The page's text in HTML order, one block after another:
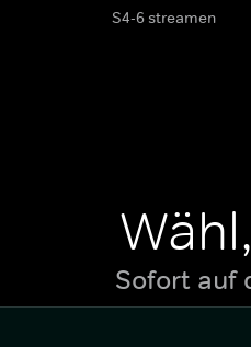
S4-6 streamen
Sofort auf